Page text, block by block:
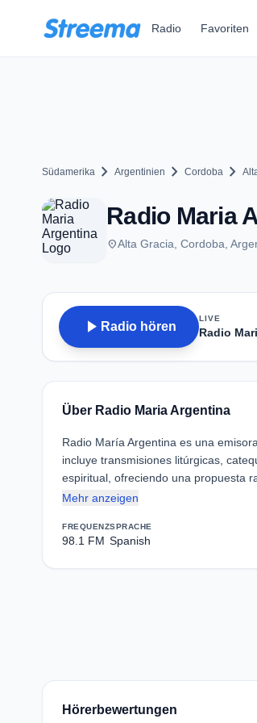
Radio Favoriten
Südamerika chevron_right Argentinien chevron_right Cordoba chevron_right
Radio Maria
placeAlta Gracia, Cordoba,
play_arrow Radio hören
LIVE
Radio
Über Radio Maria Argentina
Radio María Argentina es una
incluye transmisiones litúrgicas,
espiritual, ofreciendo una propuesta
Mehr anzeigen
FREQUENZ
98.1 FM
SPRACHE
Spanish
Hörerbewertungen